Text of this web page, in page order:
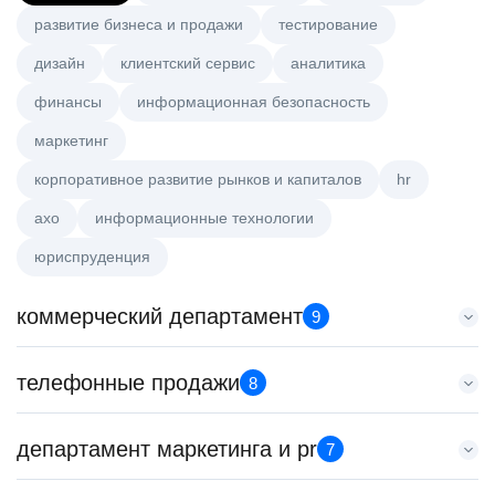
развитие бизнеса и продажи тестирование
дизайн клиентский сервис аналитика
финансы информационная безопасность
маркетинг
корпоративное развитие рынков и капиталов hr
axo информационные технологии
юриспруденция
коммерческий департамент 9
Key Account Manager (EdTech)
HeadHunter::Коммерческий департамент
150000 ₽
телефонные продажи 8
Менеджер по привлечению клиентов (B2B)
HeadHunter::Телефонные продажи
департамент маркетинга и pr 7